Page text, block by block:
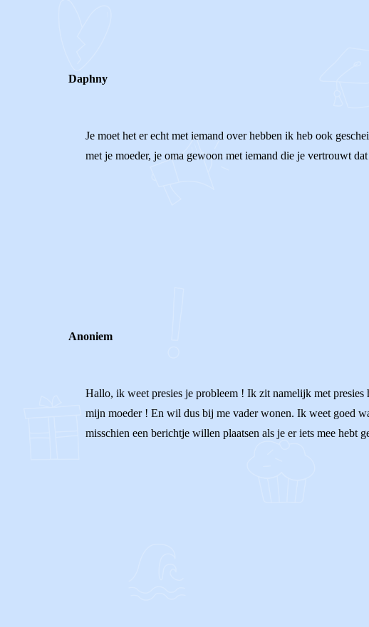
Daphny
Je moet het er echt met iemand over hebben ik heb ook
met je moeder, je oma gewoon met iemand die je vertrouwt
Anoniem
Hallo, ik weet presies je probleem ! Ik zit namelijk met
mijn moeder ! En wil dus bij me vader wonen. Ik weet goed
misschien een berichtje willen plaatsen als je er iets mee hebt